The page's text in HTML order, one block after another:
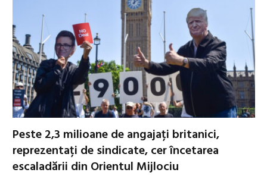
Peste 2,3 milioane de angajați britanici,
reprezentați de sindicate, cer încetarea
escaladării din Orientul Mijlociu